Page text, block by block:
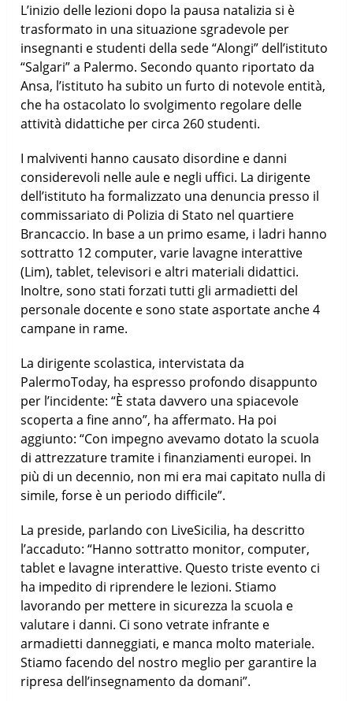
L’inizio delle lezioni dopo la pausa natalizia si è
trasformato in una situazione sgradevole per
insegnanti e studenti della sede “Alongi” dell’istituto
“Salgari” a Palermo. Secondo quanto riportato da
Ansa, l’istituto ha subito un furto di notevole entità,
che ha ostacolato lo svolgimento regolare delle
attività didattiche per circa 260 studenti.
I malviventi hanno causato disordine e danni
considerevoli nelle aule e negli uffici. La dirigente
dell’istituto ha formalizzato una denuncia presso il
commissariato di Polizia di Stato nel quartiere
Brancaccio. In base a un primo esame, i ladri hanno
sottratto 12 computer, varie lavagne interattive
(Lim), tablet, televisori e altri materiali didattici.
Inoltre, sono stati forzati tutti gli armadietti del
personale docente e sono state asportate anche 4
campane in rame.
La dirigente scolastica, intervistata da
PalermoToday, ha espresso profondo disappunto
per l’incidente: “È stata davvero una spiacevole
scoperta a fine anno”, ha affermato. Ha poi
aggiunto: “Con impegno avevamo dotato la scuola
di attrezzature tramite i finanziamenti europei. In
più di un decennio, non mi era mai capitato nulla di
simile, forse è un periodo difficile”.
La preside, parlando con LiveSicilia, ha descritto
l’accaduto: “Hanno sottratto monitor, computer,
tablet e lavagne interattive. Questo triste evento ci
ha impedito di riprendere le lezioni. Stiamo
lavorando per mettere in sicurezza la scuola e
valutare i danni. Ci sono vetrate infrante e
armadietti danneggiati, e manca molto materiale.
Stiamo facendo del nostro meglio per garantire la
ripresa dell’insegnamento da domani”.